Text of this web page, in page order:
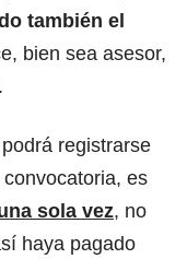
también el
bien sea asesor,
registrarse
es
sola vez, no
haya pagado